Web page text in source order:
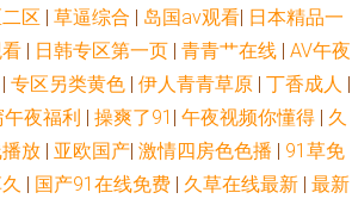
区 | 草逼综合 | 岛国av观看| 日本精品一
| 日韩专区第一页 | 青青艹在线 | AV午夜
| 专区另类黄色 | 伊人青青草原 | 丁香成人 |
午夜福利 | 操爽了91 | 午夜视频你懂得 | 久
放 | 亚欧国产| 激情四房色色播 | 91草免
| 国产91在线免费 | 久草在线最新 | 最新